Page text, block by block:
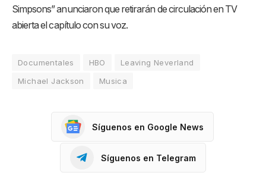
Simpsons” anunciaron que retirarán de circulación en TV
abierta el capítulo con su voz.
Documentales HBO
Leaving Neverland
Michael Jackson
Musica
Síguenos en Google News
Síguenos en Telegram